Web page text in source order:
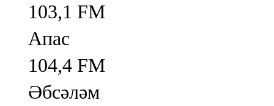
103,1 FM
Апас
104,4 FM
Әбсәләм